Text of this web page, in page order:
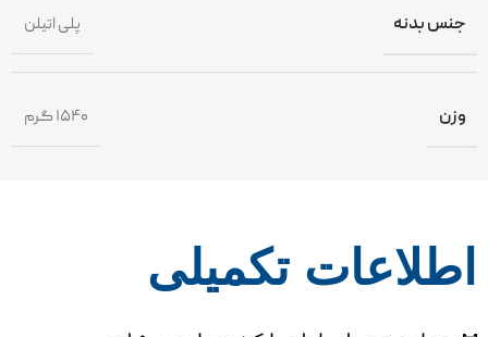
جنس بدنه پلی اتیلن
وزن ۱۵۴۰ گرم
اطلاعات تکمیلی